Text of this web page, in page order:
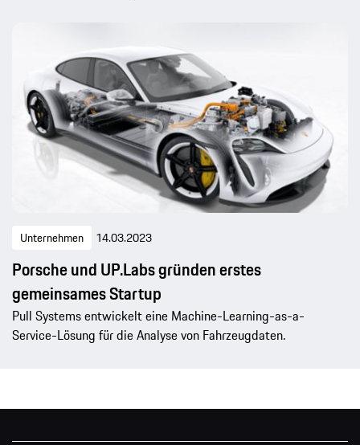
Unternehmen 14.03.2023
Porsche und UP.Labs gründen erstes
gemeinsames Startup
Pull Systems entwickelt eine Machine-Learning-as-a-
Service-Lösung für die Analyse von Fahrzeugdaten.